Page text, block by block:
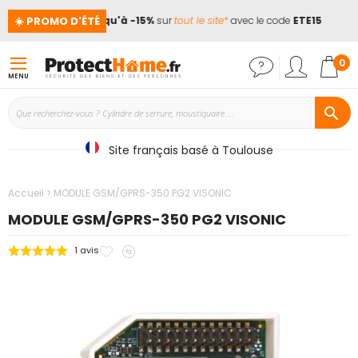
☀️ PROMO D'ÉTÉ
! 📢Jusqu'à -15%surtout le site*avec le codeETE15
MENU
0
Site français basé à Toulouse
Accueil MODULE GSM/GPRS-350 PG2 VISONIC
MODULE GSM/GPRS-350 PG2 VISONIC
1 avis
Ajouter